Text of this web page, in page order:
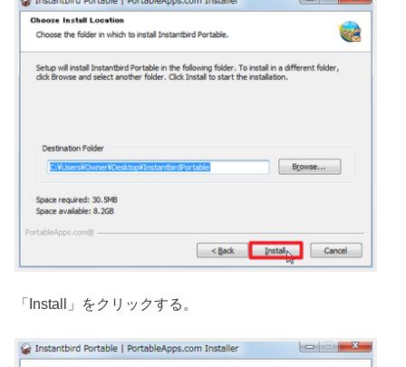
「Install」をクリックする。